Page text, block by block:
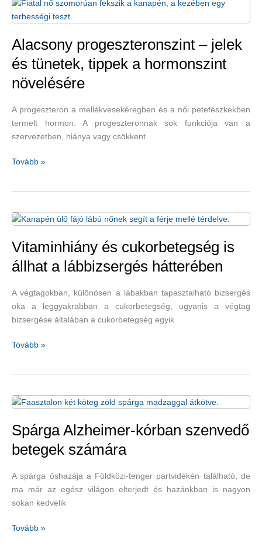
Alacsony progeszteronszint – jelek
és tünetek, tippek a hormonszint
növelésére
A progeszteron a mellékvesekéregben és a női petefészkekben
termelt hormon. A progeszteronnak sok funkciója van a
szervezetben, hiánya vagy csökkent
Alacsony
és
tünetek,
tippek
hormonszint
Tovább »
Vitaminhiány és cukorbetegség is
állhat a lábbizsergés hátterében
A végtagokban, különösen a lábakban tapasztalható bizsergés
oka a leggyakrabban a cukorbetegség, ugyanis a végtag
bizsergése általában a cukorbetegség egyik
Vitaminhiány
állhat
a
lábbizsergés
hátterében
Tovább »
Spárga Alzheimer-kórban szenvedő
betegek számára
A spárga őshazája a Földközi-tenger partvidékén található, de
ma már az egész világon elterjedt és hazánkban is nagyon
sokan kedvelik
Spárga
Tovább »